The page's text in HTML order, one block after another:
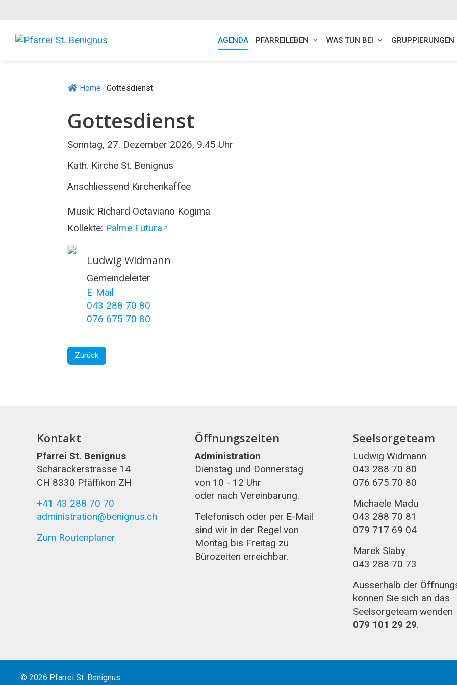
Inhalt
AGENDA PFARREILEBEN WAS TUN BEI GRUPPIERUNGEN
Home /Gottesdienst
Gottesdienst
Sonntag, 27. Dezember 2026, 9.45 Uhr
Kath. Kirche St. Benignus
Anschliessend Kirchenkaffee
Musik: Richard Octaviano Kogima
Kollekte: Palme Futura
Ludwig Widmann
Gemeindeleiter
E-Mail
043 288 70 80
076 675 70 80
Zurück
Kontakt
Pfarrei St. Benignus
Schärackerstrasse 14
CH 8330 Pfäffikon ZH
+41 43 288 70 70
administration@benignus.ch
Zum Routenplaner
Öffnungszeiten
Administration
Dienstag und Donnerstag
von 10 - 12 Uhr
oder nach Vereinbarung.
Telefonisch oder per E-Mail
sind wir in der Regel von
Montag bis Freitag zu
Bürozeiten erreichbar.
Seelsorgeteam
Ludwig Widmann
043 288 70 80
076 675 70 80
Michaele Madu
043 288 70 81
079 717 69 04
Marek Slaby
043 288 70 73
Ausserhalb der
können Sie sich an das
Seelsorgeteam wenden
079 101 29 29.
© 2026 Pfarrei St. Benignus